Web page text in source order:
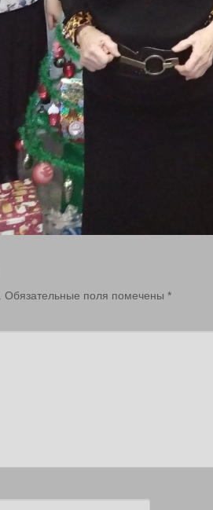
Обязательные поля помечены *